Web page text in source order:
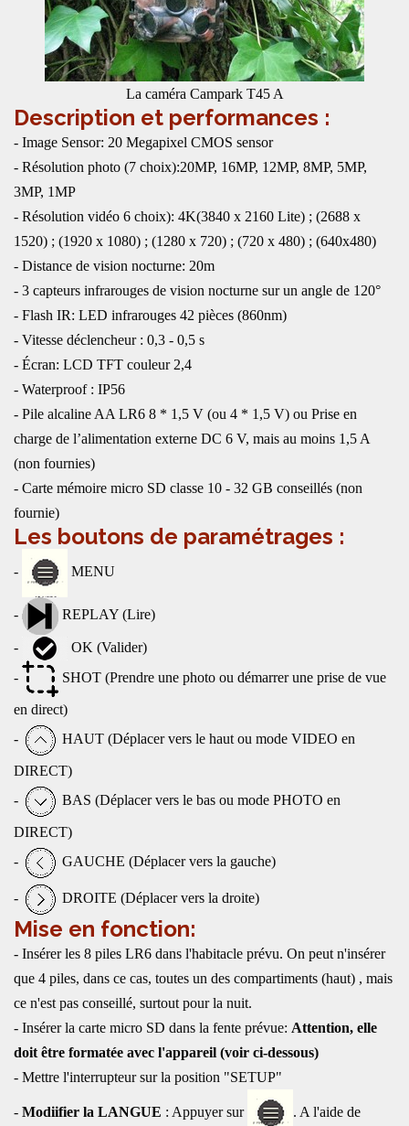
La caméra Campark T45 A
Description et performances :
- Image Sensor: 20 Megapixel CMOS sensor
- Résolution photo (7 choix):20MP, 16MP, 12MP, 8MP, 5MP,
3MP, 1MP
- Résolution vidéo 6 choix): 4K(3840 x 2160 Lite) ; (2688 x
1520) ; (1920 x 1080) ; (1280 x 720) ; (720 x 480) ; (640x480)
- Distance de vision nocturne: 20m
- 3 capteurs infrarouges de vision nocturne sur un angle de 120°
- Flash IR: LED infrarouges 42 pièces (860nm)
- Vitesse déclencheur : 0,3 - 0,5 s
- Écran: LCD TFT couleur 2,4
- Waterproof : IP56
- Pile alcaline AA LR6 8 * 1,5 V (ou 4 * 1,5 V) ou Prise en
charge de l’alimentation externe DC 6 V, mais au moins 1,5 A
(non fournies)
- Carte mémoire micro SD classe 10 - 32 GB conseillés (non
fournie)
Les boutons de paramétrages :
- MENU
- REPLAY (Lire)
-
OK (Valider)
-
SHOT (Prendre une photo ou démarrer une prise de vue
en direct)
-
HAUT (Déplacer vers le haut ou mode VIDEO en
DIRECT)
-
BAS (Déplacer vers le bas ou mode PHOTO en
DIRECT)
-
GAUCHE (Déplacer vers la gauche)
- DROITE (Déplacer vers la droite)
Mise en fonction:
- Insérer les 8 piles LR6 dans l'habitacle prévu. On peut n'insérer
que 4 piles, dans ce cas, toutes un des compartiments (haut) , mais
ce n'est pas conseillé, surtout pour la nuit.
- Insérer la carte micro SD dans la fente prévue: Attention, elle
doit être formatée avec l'appareil (voir ci-dessous)
- Mettre l'interrupteur sur la position "SETUP"
- Modiifier la LANGUE : Appuyer sur . A l'aide de